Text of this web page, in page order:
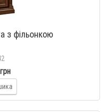
з фільонкою